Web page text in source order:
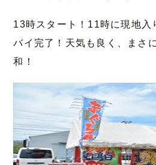
13時スタート！11時に現地入
バイ完了！天気も良く、まさ
和
！